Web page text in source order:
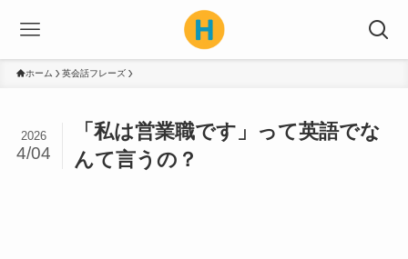
ホーム 英会話フレーズ
「私は営業職です」って英語でな
んて言うの？
2026
4/04